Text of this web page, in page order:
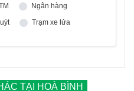
Ngân hàng
Trạm xe lửa
TẠI HOÀ BÌNH